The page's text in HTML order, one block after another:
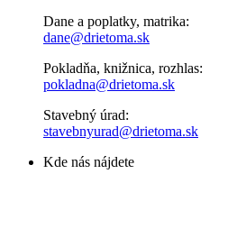
Dane a poplatky, matrika:
dane@drietoma.sk
Pokladňa, knižnica, rozhlas:
pokladna@drietoma.sk
Stavebný úrad:
stavebnyurad@drietoma.sk
Kde nás nájdete